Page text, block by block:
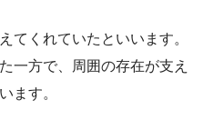
てくれていたといいます。
一方で、周囲の存在が支え
ます。